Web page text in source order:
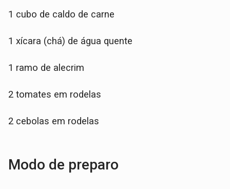
1 cubo de caldo de carne
1 xícara (chá) de água quente
1 ramo de alecrim
2 tomates em rodelas
2 cebolas em rodelas
Modo de preparo